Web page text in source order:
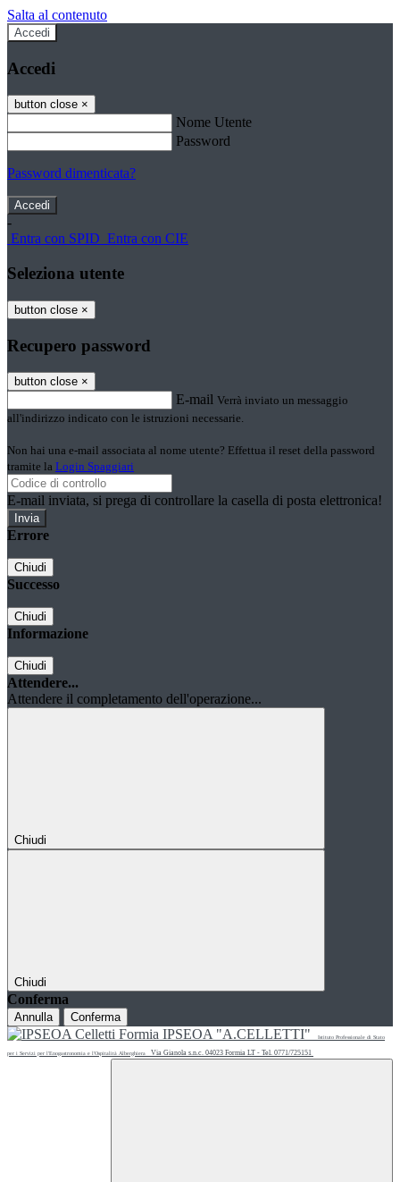
Salta al contenuto
Accedi
Accedi
button close ×
Nome Utente
Password
Password dimenticata?
-
Entra con SPID Entra con CIE
Seleziona utente
button close ×
Recupero password
button close ×
E-mail Verrà inviato un messaggio
all'indirizzo indicato con le istruzioni necessarie.
Non hai una e-mail associata al nome utente? Effettua il reset della password
tramite la Login Spaggiari
E-mail inviata, si prega di controllare la casella di posta elettronica!
Errore
Chiudi
Successo
Chiudi
Informazione
Chiudi
Attendere...
Attendere il completamento dell'operazione...
Chiudi
Chiudi
Conferma
Annulla Conferma
IPSEOA "A.CELLETTI" Istituto Professionale di Stato
per i Servizi per l'Enogastronomia e l'Ospitalità Alberghiera Via Gianola s.n.c. 04023 Formia LT - Tel. 0771/725151